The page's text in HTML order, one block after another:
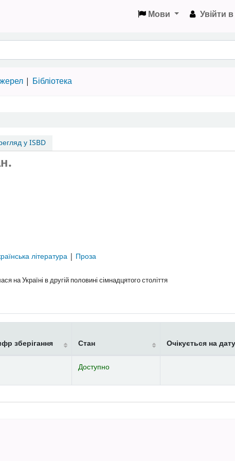
Мови Увійти
Бібліотека
у ISBD
література | Проза
на Україні в другій половині сімнадцятого століття
зберігання Стан Очікується на дату
Доступно